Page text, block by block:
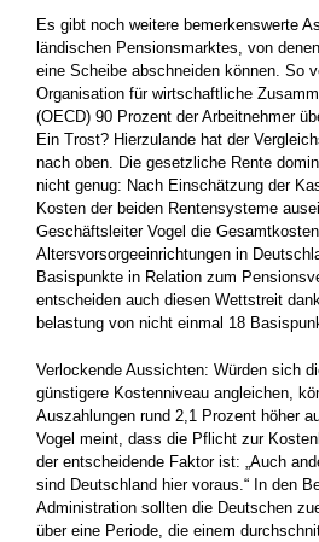
Es gibt noch weitere bemerkenswerte
ländischen Pensionsmarktes, von
eine Scheibe abschneiden können. So
Organisation für wirtschaftliche
(OECD) 90 Prozent der ­Arbeitnehmer
Ein Trost? Hierzulande hat der
nach oben. Die ­gesetzliche Rente
nicht genug: Nach Einschätzung der
Kosten der beiden Rentensysteme
Geschäftsleiter Vogel die
Altersvorsorgeeinrichtungen in
Basispunkte in Relation zum
entscheiden auch diesen Wettstreit
belastung von nicht einmal 18
Verlockende Aussichten: Würden sich
günstigere Kostenniveau angleichen,
Auszahlungen rund 2,1 Prozent höher
Vogel meint, dass die Pflicht zur
der entscheidende ­Faktor ist: „Auch
sind Deutschland hier voraus.“ In den
Administration sollten die Deutschen
über eine Periode, die einem